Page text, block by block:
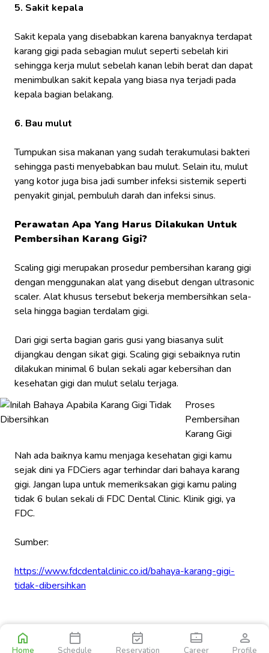
5. Sakit kepala
Sakit kepala yang disebabkan karena banyaknya terdapat
karang gigi pada sebagian mulut seperti sebelah kiri
sehingga kerja mulut sebelah kanan lebih berat dan dapat
menimbulkan sakit kepala yang biasa nya terjadi pada
kepala bagian belakang.
6. Bau mulut
Tumpukan sisa makanan yang sudah terakumulasi bakteri
sehingga pasti menyebabkan bau mulut. Selain itu, mulut
yang kotor juga bisa jadi sumber infeksi sistemik seperti
penyakit ginjal, pembuluh darah dan infeksi sinus.
Perawatan Apa Yang Harus Dilakukan Untuk
Pembersihan Karang Gigi?
Scaling gigi merupakan prosedur pembersihan karang gigi
dengan menggunakan alat yang disebut dengan ultrasonic
scaler. Alat khusus tersebut bekerja membersihkan sela-
sela hingga bagian terdalam gigi.
Dari gigi serta bagian garis gusi yang biasanya sulit
dijangkau dengan sikat gigi. Scaling gigi sebaiknya rutin
dilakukan minimal 6 bulan sekali agar kebersihan dan
kesehatan gigi dan mulut selalu terjaga.
Proses
Pembersihan
Karang Gigi
Nah ada baiknya kamu menjaga kesehatan gigi kamu
sejak dini ya FDCiers agar terhindar dari bahaya karang
gigi. Jangan lupa untuk memeriksakan gigi kamu paling
tidak 6 bulan sekali di FDC Dental Clinic. Klinik gigi, ya
FDC.
Sumber:
https://www.fdcdentalclinic.co.id/bahaya-karang-gigi-
tidak-dibersihkan
Home Schedule Reservation Career Profile